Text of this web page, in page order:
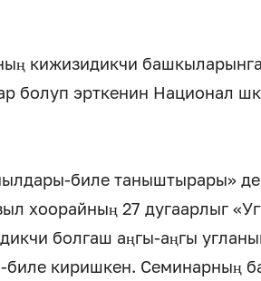
кижизидикчи
болуп эрткенин Национал
биле таныштырары»
хоорайның 27 дугаарлыг
болгаш аңгы-аңгы
биле киришкен. Семинарның